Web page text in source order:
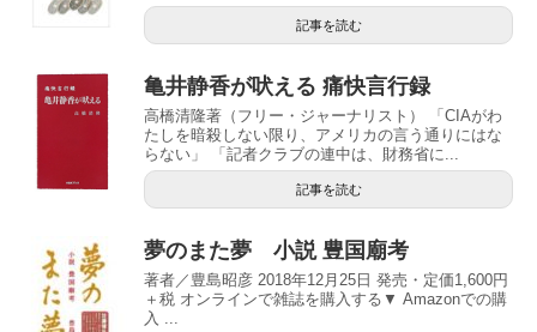
記事を読む
亀井静香が吠える 痛快言行録
高橋清隆著（フリー・ジャーナリスト） 「CIAがわ
たしを暗殺しない限り、アメリカの言う通りにはな
らない」 「記者クラブの連中は、財務省に...
記事を読む
夢のまた夢 小説 豊国廟考
著者／豊島昭彦 2018年12月25日 発売・定価1,600円
＋税 オンラインで雑誌を購入する▼ Amazonでの購
入 ...